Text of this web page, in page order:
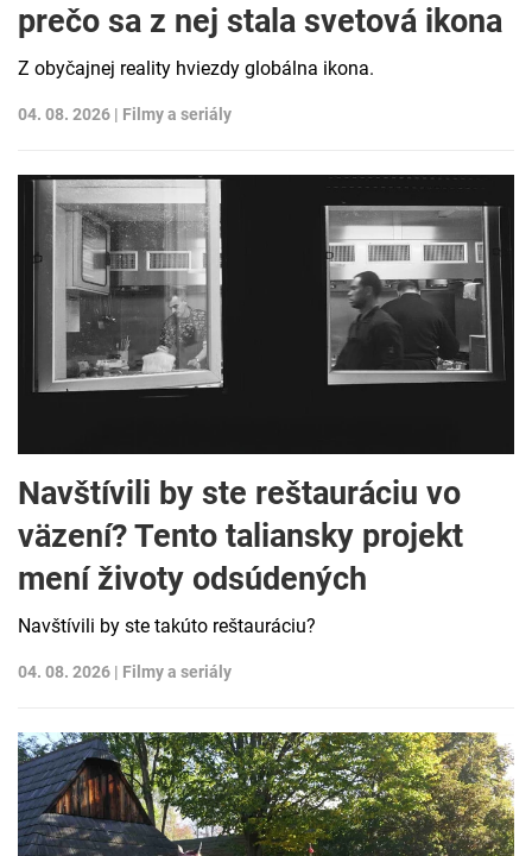
prečo sa z nej stala svetová ikona
Z obyčajnej reality hviezdy globálna ikona.
04. 08. 2026 | Filmy a seriály
Navštívili by ste reštauráciu vo
väzení? Tento taliansky projekt
mení životy odsúdených
Navštívili by ste takúto reštauráciu?
04. 08. 2026 | Filmy a seriály